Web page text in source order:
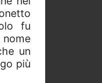
fu
nome
un
più